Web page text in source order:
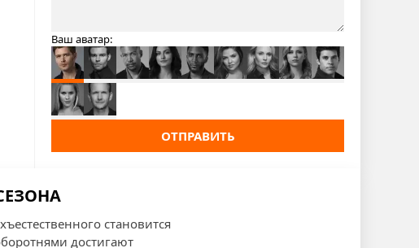
Ваш аватар:
ОТПРАВИТЬ
становится
достигают